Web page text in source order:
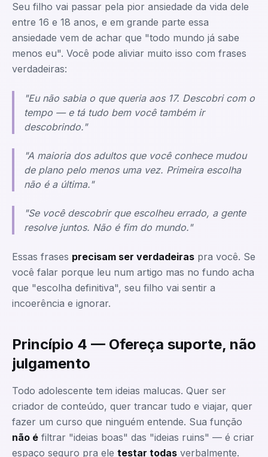
Seu filho vai passar pela pior ansiedade da vida dele
entre 16 e 18 anos, e em grande parte essa
ansiedade vem de achar que "todo mundo já sabe
menos eu". Você pode aliviar muito isso com frases
verdadeiras:
"Eu não sabia o que queria aos 17. Descobri com o
tempo — e tá tudo bem você também ir
descobrindo."
"A maioria dos adultos que você conhece mudou
de plano pelo menos uma vez. Primeira escolha
não é a última."
"Se você descobrir que escolheu errado, a gente
resolve juntos. Não é fim do mundo."
Essas frases precisam ser verdadeiras pra você. Se
você falar porque leu num artigo mas no fundo acha
que "escolha definitiva", seu filho vai sentir a
incoerência e ignorar.
Princípio 4 — Ofereça suporte, não
julgamento
Todo adolescente tem ideias malucas. Quer ser
criador de conteúdo, quer trancar tudo e viajar, quer
fazer um curso que ninguém entende. Sua função
não é filtrar "ideias boas" das "ideias ruins" — é criar
espaço seguro pra ele testar todas verbalmente.